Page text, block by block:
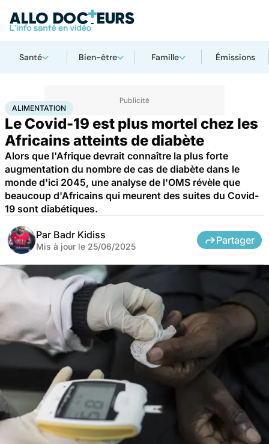
Santé Bien-être Famille Émissions
AccueilSantéMaladies Maladies infectieuses
ALIMENTATION
Le Covid-19 est plus mortel chez les
Africains atteints de diabète
Alors que l'Afrique devrait connaître la plus forte
augmentation du nombre de cas de diabète dans le
monde d'ici 2045, une analyse de l'OMS révèle que
beaucoup d'Africains qui meurent des suites du Covid-
19 sont diabétiques.
Par Badr Kidiss
Mis à jour le 25/06/2025
Partager